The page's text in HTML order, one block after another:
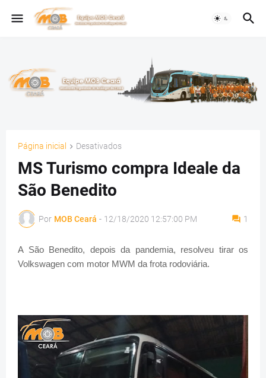
Página inicial Desativados
MS Turismo compra Ideale da
São Benedito
Por MOB Ceará - 12/18/2020 12:57:00 PM 1
A São Benedito, depois da pandemia, resolveu tirar os
Volkswagen com motor MWM da frota rodoviária.